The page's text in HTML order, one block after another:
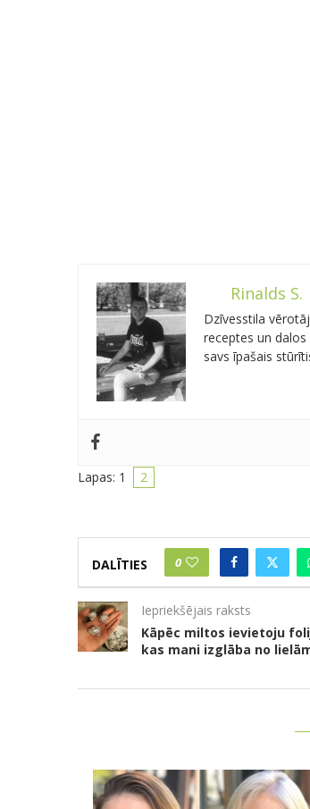
Rinalds S.
Dzīvesstila
receptes un
savs īpašais
Lapas: 1 2
DALĪTIES 0
Iepriekšējais raksts
Kāpēc miltos ievietoju
kas mani izglāba no